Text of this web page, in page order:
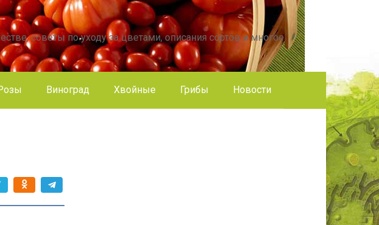
советы по уходу за цветами, описания сортов и многое
Виноград Хвойные Грибы Новости